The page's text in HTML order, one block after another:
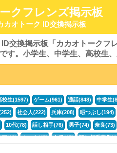
クフレンズ掲示板
カオトーク ID交換掲示板
ID交換掲示板「カカオトークフ
す。小学生、中学生、高校生
校生(1597) ゲーム(961) 通話(848) 中学生
社会人(222) 兵庫(208) 暇つぶし(194)
10代(78) 話し相手(76) 男子(74) 奈良(73)
画(46) トーク(45) 女子(45) 話し相手募集